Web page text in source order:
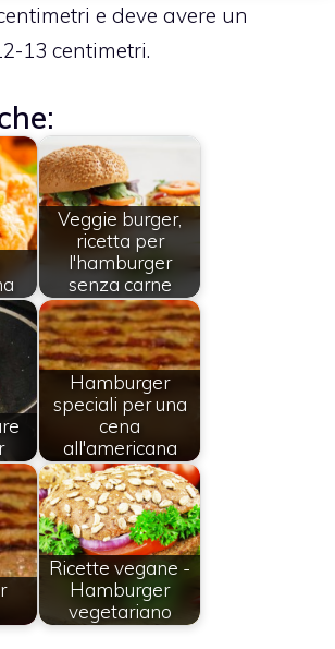
e deve avere un
13 centimetri.
Veggie burger,
ricetta per
l'hamburger
senza carne
Hamburger
speciali per una
cena
all'americana
Ricette vegane -
Hamburger
vegetariano